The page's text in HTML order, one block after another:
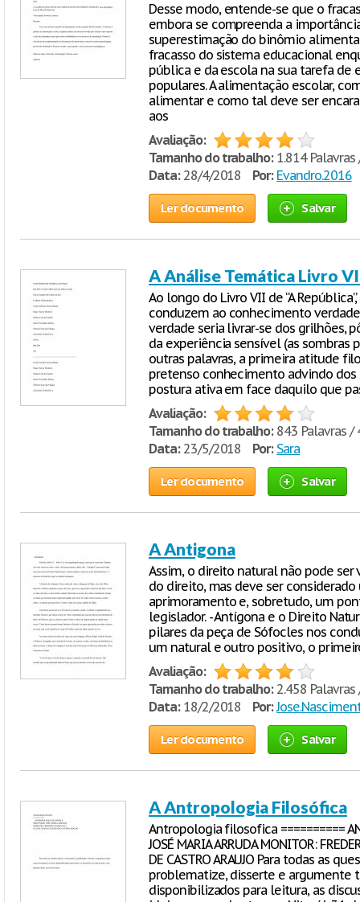
Desse modo, entende-se que o
embora se compreenda a
superestimação do binômio
fracasso do sistema educacional
pública e da escola na sua tarefa de
populares. A alimentação escolar,
alimentar e como tal deve ser
aos
Avaliação:
Tamanho do trabalho:1.814 Palavras
Data:28/4/2018 Por: Evandro.2016
Ler documento Salvar
A Análise Temática Livro
Ao longo do Livro VII de “A
conduzem ao conhecimento
verdade seria livrar-se dos grilhões,
da experiência sensível (as sombras
outras palavras, a primeira atitude
pretenso conhecimento advindo dos
postura ativa em face daquilo que
Avaliação:
Tamanho do trabalho:843 Palavras /
Data:23/5/2018 Por:Sara
Ler documento Salvar
A Antigona
Assim, o direito natural não pode
do direito, mas deve ser
aprimoramento e, sobretudo, um
legislador. - Antígona e o Direito
pilares da peça de Sófocles nos
um natural e outro positivo, o
Avaliação:
Tamanho do trabalho:2.458 Palavras
Data:18/2/2018 Por:
Ler documento Salvar
A Antropologia Filosófica
Antropologia filosofica ==========
JOSÉ MARIA ARRUDA MONITOR:
DE CASTRO ARAUJO Para todas as
problematize, disserte e argumente
disponibilizados para leitura, as